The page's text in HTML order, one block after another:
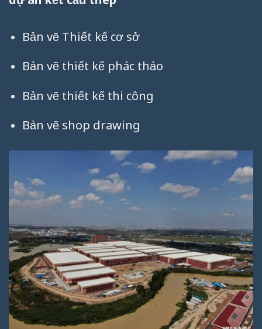
Bản vẽ Thiết kế cơ sở
Bản vẽ thiết kế phác thảo
Bản vẽ thiết kế thi công
Bản vẽ shop drawing